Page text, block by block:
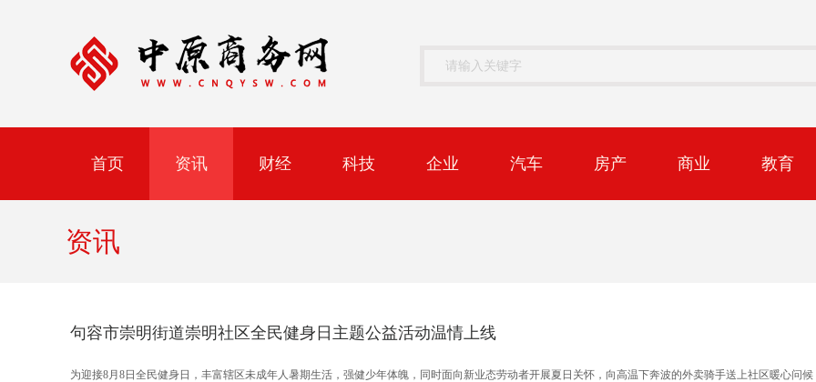
首页 资讯 财经 科技 企业 汽车 房产 商业 教育
资讯
句容市崇明街道崇明社区全民健身日主题公益活动温情上线
为迎接8月8日全民健身日，丰富辖区未成年人暑期生活，强健少年体魄，同时面向新业态劳动者开展夏日关怀，向高温下奔波的外卖骑手送上社区暖心问候